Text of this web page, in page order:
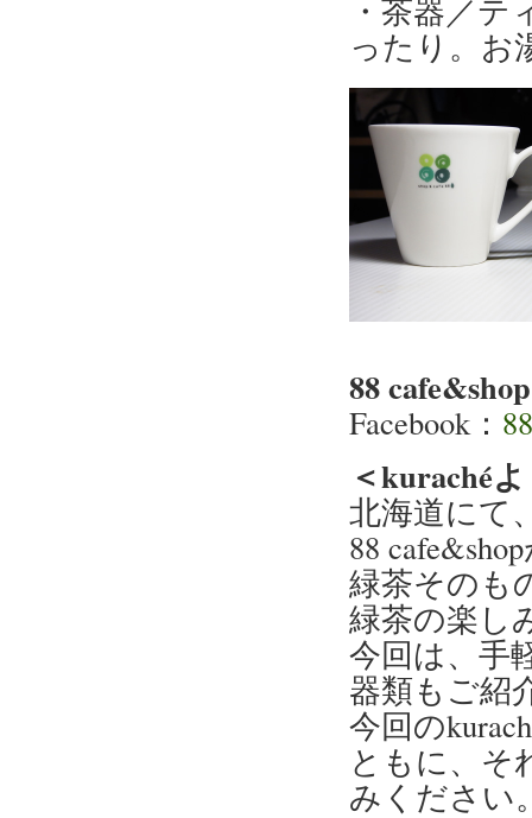
・茶器／
ったり。お
88 cafe&shop
Facebook：
＜kuraché
北海道にて
88
緑茶そのも
緑茶の楽し
今回は、手
器類もご紹
今回の
ともに、そ
みください